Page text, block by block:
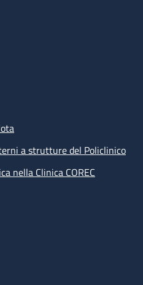
a strutture del Policlinico
nella Clinica COREC